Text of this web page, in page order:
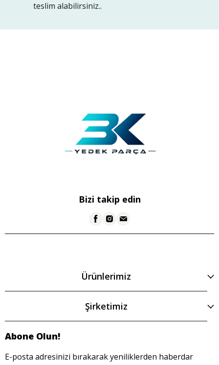
teslim alabilirsiniz..
Bizi takip edin
Ürünlerimiz
Şirketimiz
Abone Olun!
E-posta adresinizi bırakarak yeniliklerden haberdar